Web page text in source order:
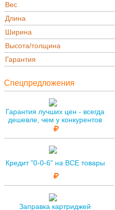
Вес
Длина
Ширина
Высота/толщина
Гарантия
Спецпредложения
Гарантия лучших цен - всегда
дешевле, чем у конкурентов
Кредит "0-0-6" на ВСЕ товары
Заправка картриджей